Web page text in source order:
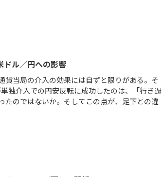
ドル／円への影響
貨当局の介入の効果には自ずと限りがある。そ
独介入での円安反転に成功したのは、「行き過
たのではないか。そしてこの点が、足下との違